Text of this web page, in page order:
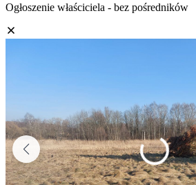
Ogłoszenie właściciela - bez pośredników